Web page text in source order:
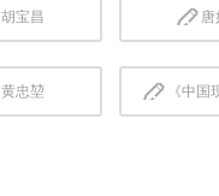
胡宝昌 唐
黄忠堃 《中国